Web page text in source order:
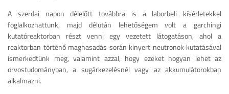
A szerdai napon délelőtt továbbra is a laborbeli kísérletekkel
foglalkozhattunk, majd délután lehetőségem volt a garchingi
kutatóreaktorban részt venni egy vezetett látogatáson, ahol a
reaktorban történő maghasadás során kinyert neutronok kutatásával
ismerkedtünk meg, valamint azzal, hogy ezeket hogyan lehet az
orvostudományban, a sugárkezelésnél vagy az akkumulátorokban
alkalmazni.